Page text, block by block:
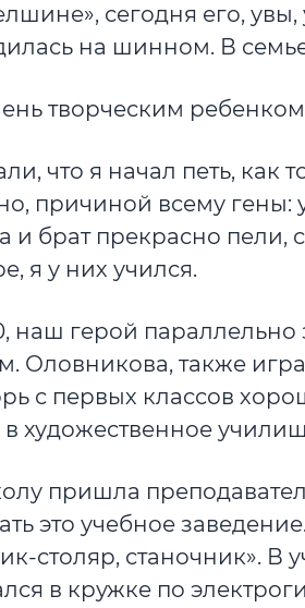
сегодня его,
на шинном. В
творческим
что я начал петь, как
причиной всему
брат прекрасно пели,
я у них учился.
герой параллельно
Оловникова, также
с первых классов
художественное
пришла
это учебное
столяр, станочник».
в кружке по